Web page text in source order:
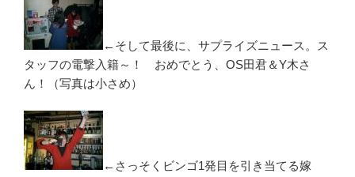
←そして最後に、サプライズニュース。ス
タッフの電撃入籍～！ おめでとう、OS田君＆Y木さ
ん！（写真は小さめ）
←さっそくビンゴ1発目を引き当てる嫁